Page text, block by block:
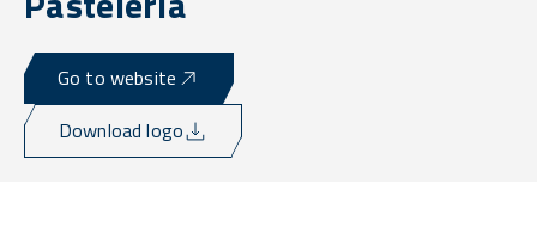
Go to website
Download logo